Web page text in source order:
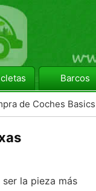
Barcos
de Coches Basics
la pieza más